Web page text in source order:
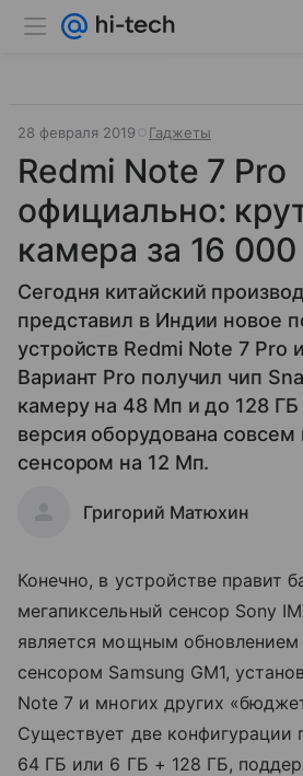
28 февраля 2019 Гаджеты
Redmi Note 7 Pro
официально:
камера за 16
Сегодня китайский
представил в Индии новое
устройств Redmi Note 7 Pro
Вариант Pro получил чип
камеру на 48 Мп и до 128 ГБ
версия оборудована
сенсором на 12 Мп.
Григорий Матюхин
Конечно, в устройстве правит
мегапиксельный сенсор Sony
является мощным
сенсором Samsung GM1,
Note 7 и многих других
Существует две конфигурации
64 ГБ или 6 ГБ + 128 ГБ,